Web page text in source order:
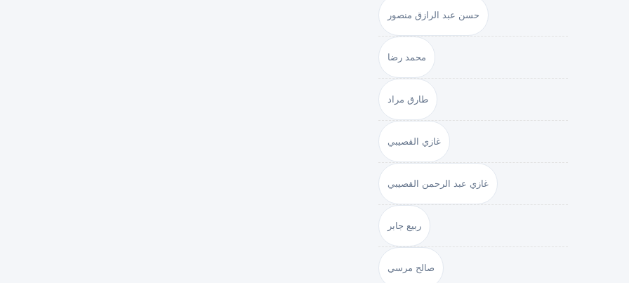
حسن عبد الرازق منصور
محمد رضا
طارق مراد
غازي القصيبي
غازي عبد الرحمن القصيبي
ربيع جابر
صالح مرسي